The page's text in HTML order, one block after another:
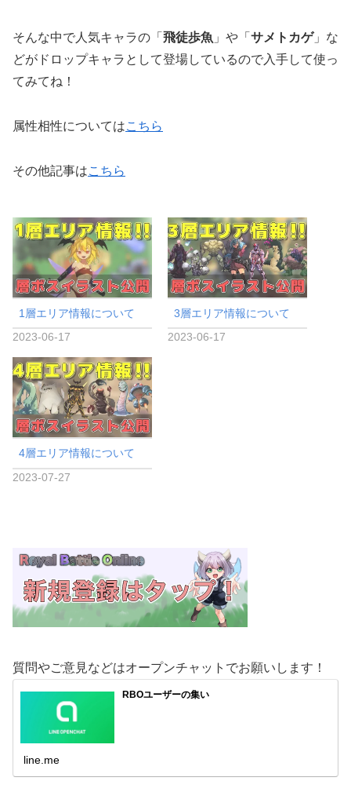
そんな中で人気キャラの「 飛徒歩魚 」や「 サメトカゲ」な
どがドロップキャラとして登場しているので入手して使っ
てみてね！
属性相性についてはこちら
その他記事はこちら
1層エリア情報について
2023-06-17
3層エリア情報について
2023-06-17
4層エリア情報について
2023-07-27
質問やご意見などはオープンチャットでお願いします！
RBOユーザーの集い
line.me